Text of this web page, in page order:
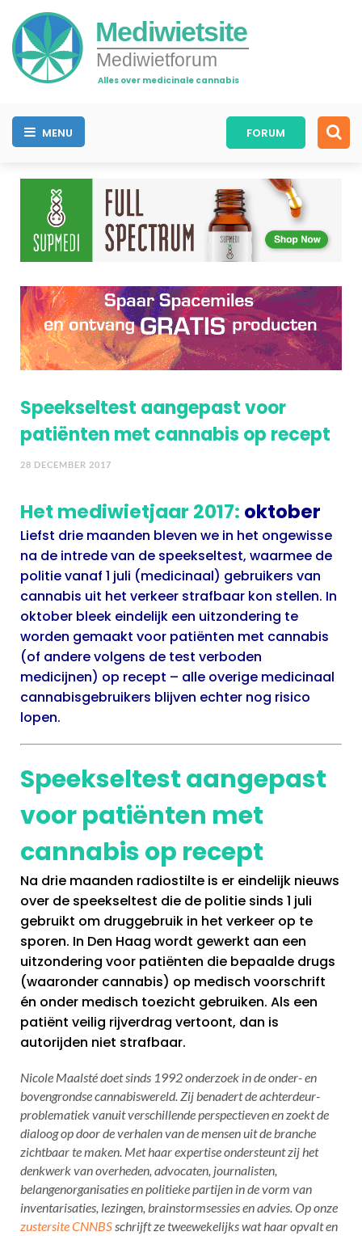
Mediwietsite
Mediwietforum
Alles over medicinale cannabis
MENU FORUM
Speekseltest aangepast voor
patiënten met cannabis op recept
28 DECEMBER 2017
NIEUWS
Het mediwietjaar 2017: oktober
Liefst drie maanden bleven we in het ongewisse
na de intrede van de speekseltest, waarmee de
politie vanaf 1 juli (medicinaal) gebruikers van
cannabis uit het verkeer strafbaar kon stellen. In
oktober bleek eindelijk een uitzondering te
worden gemaakt voor patiënten met cannabis
(of andere volgens de test verboden
medicijnen) op recept – alle overige medicinaal
cannabisgebruikers blijven echter nog risico
lopen.
Speekseltest aangepast
voor patiënten met
cannabis op recept
Na drie maanden radiostilte is er eindelijk nieuws
over de speekseltest die de politie sinds 1 juli
gebruikt om druggebruik in het verkeer op te
sporen. In Den Haag wordt gewerkt aan een
uitzondering voor patiënten die bepaalde drugs
(waaronder cannabis) op medisch voorschrift
én onder medisch toezicht gebruiken. Als een
patiënt veilig rijverdrag vertoont, dan is
autorijden niet strafbaar.
Nicole Maalsté doet sinds 1992 onderzoek in de onder- en
bovengrondse cannabiswereld. Zij benadert de achterdeur-
problematiek vanuit verschillende perspectieven en zoekt de
dialoog op door de verhalen van de mensen uit de branche
zichtbaar te maken. Met haar expertise ondersteunt zij het
denkwerk van overheden, advocaten, journalisten,
belangenorganisaties en politieke partijen in de vorm van
inventarisaties, lezingen, brainstormsessies en advies. Op onze
zustersite CNNBSschrijft ze tweewekelijks wat haar opvalt en